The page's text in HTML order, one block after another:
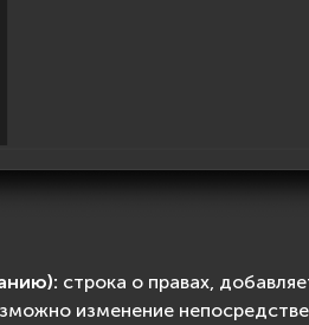
строка о правах,
изменение